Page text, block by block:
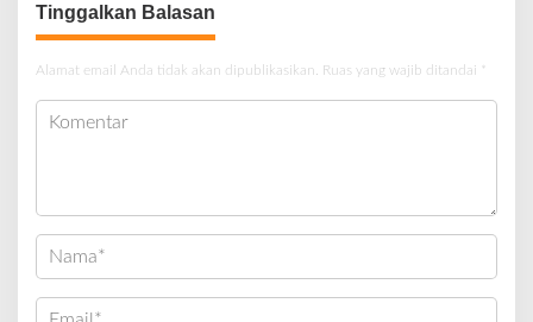
Tinggalkan Balasan
Alamat email Anda tidak akan dipublikasikan. Ruas yang wajib ditandai *